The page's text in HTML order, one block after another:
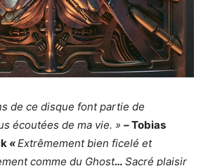
de ce disque font partie de
écoutées de ma vie. » –Tobias
«Extrêmement bien ficelé et
comme du Ghost… Sacré plaisir